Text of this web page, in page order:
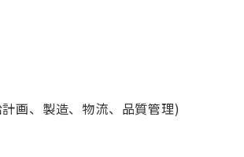
画、製造、物流、品質管理)